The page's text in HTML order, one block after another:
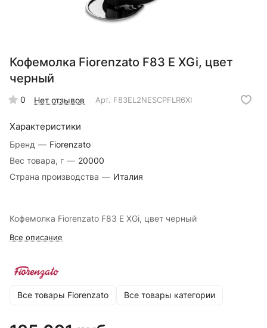
Кофемолка Fiorenzato F83 E XGi, цвет
черный
0 Нет отзывов Арт. F83EL2NESCPFLR6XI
Характеристики
Бренд — Fiorenzato
Вес товара, г — 20000
Страна производства — Италия
Кофемолка Fiorenzato F83 E XGi, цвет черный
Все описание
Все товары Fiorenzato Все товары категории